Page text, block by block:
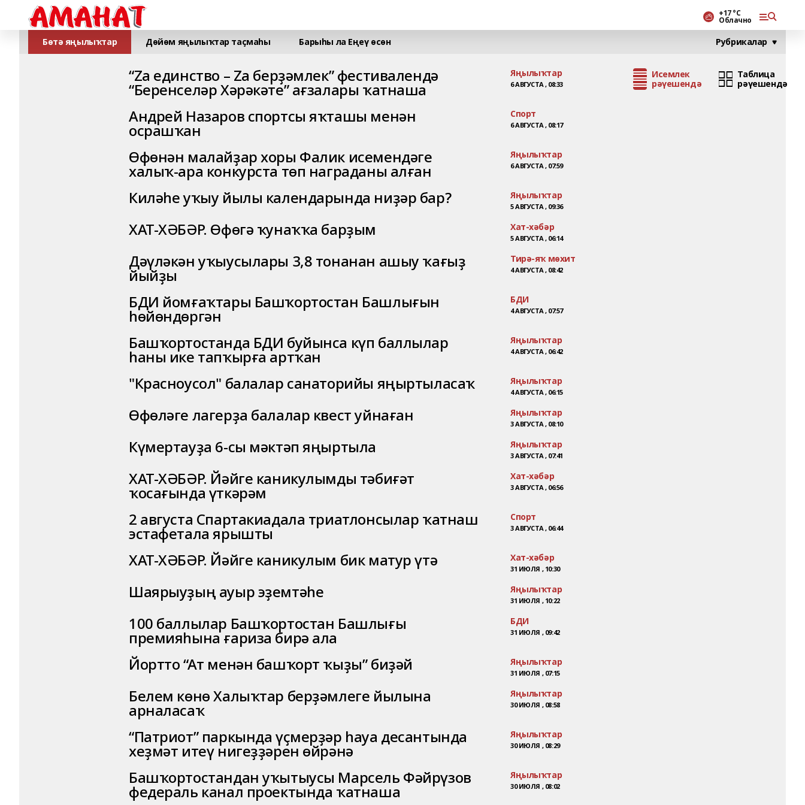
+17 °С
Облачно
Бөтә яңылыҡтар Дөйөм яңылыҡтар таҫмаһы Барыһы ла Еңеү өсөн Рубрикалар
“Zа единство – Zа берҙәмлек” фестивалендә
“Беренселәр Хәрәкәте” ағзалары ҡатнаша
Яңылыҡтар
6 АВГУСТА , 08:33
Андрей Назаров спортсы яҡташы менән
осрашҡан
Спорт
6 АВГУСТА , 08:17
Өфөнән малайҙар хоры Фалик исемендәге
халыҡ-ара конкурста төп награданы алған
Яңылыҡтар
6 АВГУСТА , 07:59
Киләһе уҡыу йылы календарында ниҙәр бар? Яңылыҡтар
5 АВГУСТА , 09:36
ХАТ-ХӘБӘР. Өфөгә ҡунаҡҡа барҙым Хат-хәбәр
5 АВГУСТА , 06:14
Дәүләкән уҡыусылары 3,8 тонанан ашыу ҡағыҙ
йыйҙы
Тирә-яҡ мөхит
4 АВГУСТА , 08:42
БДИ йомғаҡтары Башҡортостан Башлығын
һөйөндөргән
БДИ
4 АВГУСТА , 07:57
Башҡортостанда БДИ буйынса күп баллылар
һаны ике тапҡырға артҡан
Яңылыҡтар
4 АВГУСТА , 06:42
"Красноусол" балалар санаторийы яңыртыласаҡ Яңылыҡтар
4 АВГУСТА , 06:15
Өфөләге лагерҙа балалар квест уйнаған Яңылыҡтар
3 АВГУСТА , 08:10
Күмертауҙа 6-сы мәктәп яңыртыла Яңылыҡтар
3 АВГУСТА , 07:41
ХАТ-ХӘБӘР. Йәйге каникулымды тәбиғәт
ҡосағында үткәрәм
Хат-хәбәр
3 АВГУСТА , 06:56
2 августа Спартакиадала триатлонсылар ҡатнаш
эстафетала ярышты
Спорт
3 АВГУСТА , 06:44
ХАТ-ХӘБӘР. Йәйге каникулым бик матур үтә Хат-хәбәр
31 ИЮЛЯ , 10:30
Шаярыуҙың ауыр эҙемтәһе Яңылыҡтар
31 ИЮЛЯ , 10:22
100 баллылар Башҡортостан Башлығы
премияһына ғариза бирә ала
БДИ
31 ИЮЛЯ , 09:42
Йортто “Ат менән башҡорт ҡыҙы” биҙәй Яңылыҡтар
31 ИЮЛЯ , 07:15
Белем көнө Халыҡтар берҙәмлеге йылына
арналасаҡ
Яңылыҡтар
30 ИЮЛЯ , 08:58
“Патриот” паркында үҫмерҙәр һауа десантында
хеҙмәт итеү нигеҙҙәрен өйрәнә
Яңылыҡтар
30 ИЮЛЯ , 08:29
Башҡортостандан уҡытыусы Марсель Фәйрүзов
федераль канал проектында ҡатнаша
Яңылыҡтар
30 ИЮЛЯ , 08:02
Исемлек
рәүешендә
Таблица
рәүешендә